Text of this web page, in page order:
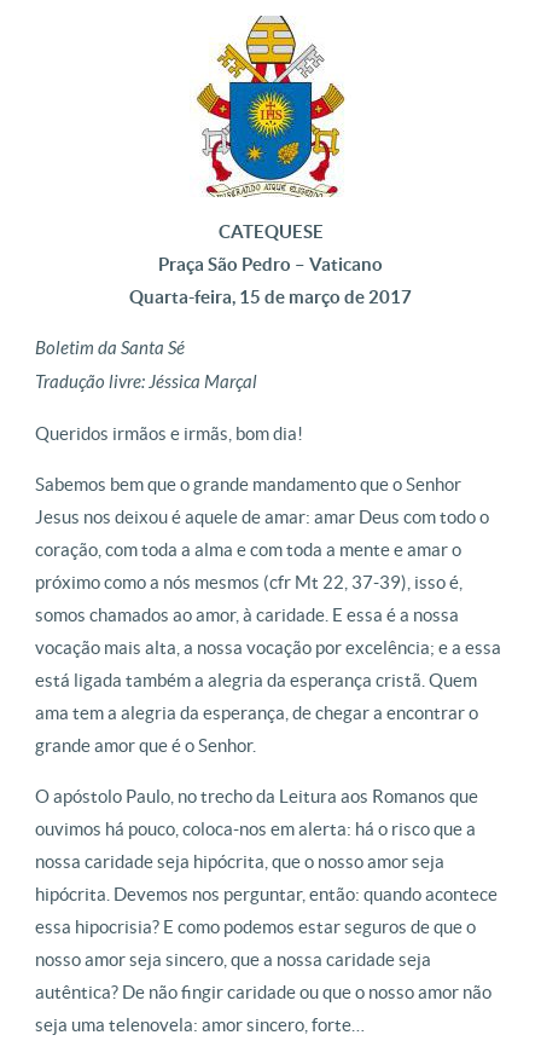
CATEQUESE
Praça São Pedro – Vaticano
Quarta-feira, 15 de março de 2017
Boletim da Santa Sé
Tradução livre: Jéssica Marçal
Queridos irmãos e irmãs, bom dia!
Sabemos bem que o grande mandamento que o Senhor
Jesus nos deixou é aquele de amar: amar Deus com todo o
coração, com toda a alma e com toda a mente e amar o
próximo como a nós mesmos (cfr Mt 22, 37-39), isso é,
somos chamados ao amor, à caridade. E essa é a nossa
vocação mais alta, a nossa vocação por excelência; e a essa
está ligada também a alegria da esperança cristã. Quem
ama tem a alegria da esperança, de chegar a encontrar o
grande amor que é o Senhor.
O apóstolo Paulo, no trecho da Leitura aos Romanos que
ouvimos há pouco, coloca-nos em alerta: há o risco que a
nossa caridade seja hipócrita, que o nosso amor seja
hipócrita. Devemos nos perguntar, então: quando acontece
essa hipocrisia? E como podemos estar seguros de que o
nosso amor seja sincero, que a nossa caridade seja
autêntica? De não fingir caridade ou que o nosso amor não
seja uma telenovela: amor sincero, forte…